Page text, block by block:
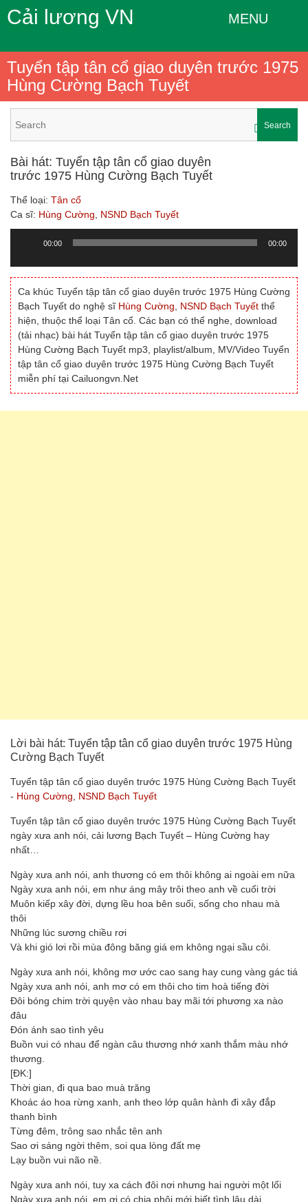
Cải lương VN MENU
Tuyển tập tân cổ giao duyên trước 1975
Hùng Cường Bạch Tuyết
Search
Bài hát: Tuyển tập tân cổ giao duyên
trước 1975 Hùng Cường Bạch Tuyết
Thể loại: Tân cổ
Ca sĩ: Hùng Cường NSND Bạch Tuyết
00:00 00:00
Ca khúc Tuyển tập tân cổ giao duyên trước 1975 Hùng Cường
Bạch Tuyết do nghệ sĩ Hùng Cường NSND Bạch Tuyết thể
hiện, thuộc thể loại Tân cổ. Các bạn có thể nghe, download
(tải nhạc) bài hát Tuyển tập tân cổ giao duyên trước 1975
Hùng Cường Bạch Tuyết mp3, playlist/album, MV/Video Tuyển
tập tân cổ giao duyên trước 1975 Hùng Cường Bạch Tuyết
miễn phí tại Cailuongvn.Net
Lời bài hát: Tuyển tập tân cổ giao duyên trước 1975 Hùng
Cường Bạch Tuyết
Tuyển tập tân cổ giao duyên trước 1975 Hùng Cường Bạch Tuyết
- Hùng Cường NSND Bạch Tuyết
Tuyển tập tân cổ giao duyên trước 1975 Hùng Cường Bạch Tuyết
ngày xưa anh nói, cải lương Bạch Tuyết – Hùng Cường hay
nhất…
Ngày xưa anh nói, anh thương có em thôi không ai ngoài em nữa
Ngày xưa anh nói, em như áng mây trôi theo anh về cuối trời
Muôn kiếp xây đời, dựng lều hoa bên suối, sống cho nhau mà
thôi
Những lúc sương chiều rơi
Và khi gió lơi rồi mùa đông băng giá em không ngại sầu côi.
Ngày xưa anh nói, không mơ ước cao sang hay cung vàng gác tiá
Ngày xưa anh nói, anh mơ có em thôi cho tim hoà tiếng đời
Đôi bóng chim trời quyện vào nhau bay mãi tới phương xa nào
đâu
Đón ánh sao tình yêu
Buồn vui có nhau để ngàn câu thương nhớ xanh thắm màu nhớ
thương.
[ĐK:]
Thời gian, đi qua bao muà trăng
Khoác áo hoa rừng xanh, anh theo lớp quân hành đi xây đắp
thanh bình
Từng đêm, trông sao nhắc tên anh
Sao ơi sáng ngời thêm, soi qua lòng đất mẹ
Lạy buồn vui não nề.
Ngày xưa anh nói, tuy xa cách đôi nơi nhưng hai người một lối
Ngày xưa anh nói, em ơi có chia phôi mới biết tình lâu dài